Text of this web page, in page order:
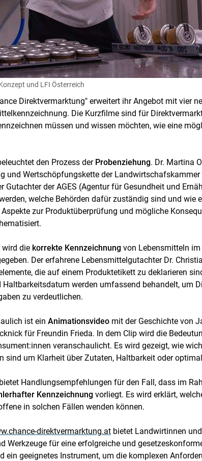
und LFI Österreich
Direktvermarktung" erweitert ihr Angebot mit vier
Die Kurzfilme sind für
müssen und wissen möchten, wie eine
den Prozess der Probenziehung. Dr. Martina
und Wertschöpfungskette der Landwirtschafskammer
Gutachter der AGES (Agentur für Gesundheit und
welche Behörden dafür zuständig sind und wie
zur Produktüberprüfung und mögliche
wird die korrekte Kennzeichnungvon Lebensmitteln im
Der erfahrene Lebensmittelgutachter Dr.
die auf einem Produktetikett zu deklarieren
Haltbarkeitsdatum werden umfassend behandelt, um
zu verdeutlichen.
ist ein Animationsvideo mit der Geschichte von
für Freundin Frieda. In dem Clip wird die
veranschaulicht. Es wird gezeigt, wie
sind um Klarheit über Zutaten, Haltbarkeit oder
Handlungsempfehlungen für den Fall, dass im
Kennzeichnungvorliegt. Es wird erklärt,
in solchen Fällen wenden können.
direktvermarktung.atbietet Landwirtinnen
Werkzeuge für eine erfolgreiche und
ein geeignetes Instrument, um die komplexen